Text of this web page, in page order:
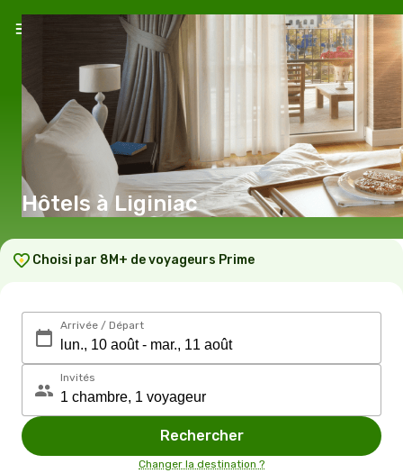
Hôtels à Liginiac
Choisi par 8M+ de voyageurs Prime
Arrivée / Départ
Invités
Rechercher
Changer la destination ?